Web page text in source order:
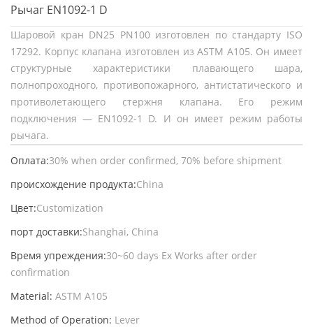
Рычаг EN1092-1 D
Шаровой кран DN25 PN100 изготовлен по стандарту ISO
17292. Корпус клапана изготовлен из ASTM A105. Он имеет
структурные характеристики плавающего шара,
полнопроходного, противопожарного, антистатического и
противолетающего стержня клапана. Его режим
подключения — EN1092-1 D. И он имеет режим работы
рычага.
Оплата:30% when order confirmed, 70% before shipment
происхождение продукта:China
Цвет:Customization
порт доставки:Shanghai, China
Время упреждения:30~60 days Ex Works after order
confirmation
Material: ASTM A105
Method of Operation: Lever